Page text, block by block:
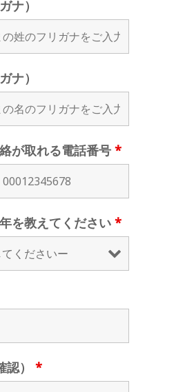
ナ）
ナ）
が取れる電話番号 *
を教えてください *
認） *